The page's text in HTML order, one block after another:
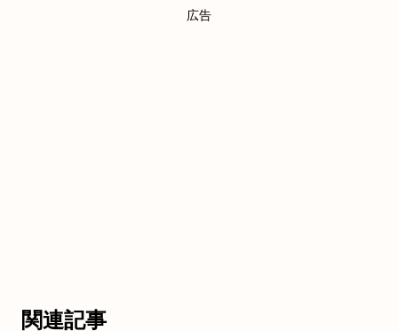
広告
関連記事